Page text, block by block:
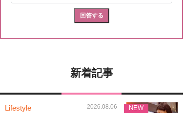
新着記事
Lifestyle 2026.08.06 NEW